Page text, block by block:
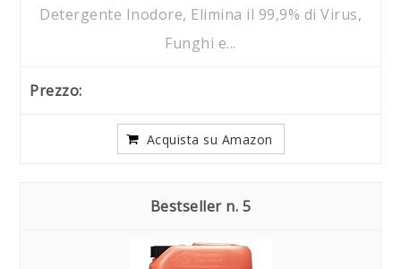
Detergente Inodore, Elimina il 99,9% di Virus,
Funghi e...
Acquista su Amazon
5